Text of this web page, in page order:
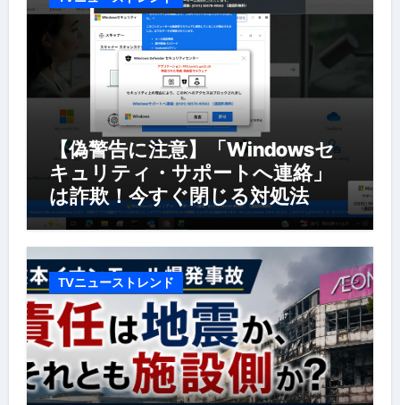
【偽警告に注意】「Windowsセ
キュリティ・サポートへ連絡」
は詐欺！今すぐ閉じる対処法
TVニューストレンド